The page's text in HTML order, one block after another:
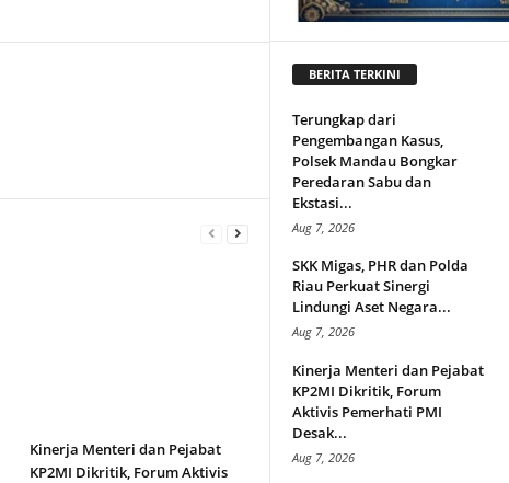
Kinerja Menteri dan Pejabat
KP2MI Dikritik, Forum Aktivis
BERITA TERKINI
Terungkap dari
Pengembangan Kasus,
Polsek Mandau Bongkar
Peredaran Sabu dan
Ekstasi...
Aug 7, 2026
SKK Migas, PHR dan Polda
Riau Perkuat Sinergi
Lindungi Aset Negara...
Aug 7, 2026
Kinerja Menteri dan Pejabat
KP2MI Dikritik, Forum
Aktivis Pemerhati PMI
Desak...
Aug 7, 2026